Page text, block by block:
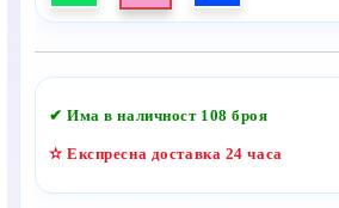
✔ Има в наличност 108 броя
✫ Експресна доставка 24 часа